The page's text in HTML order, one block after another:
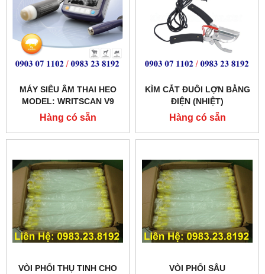
MÁY SIÊU ÂM THAI HEO
MODEL: WRITSCAN V9
Hàng có sẵn
KÌM CẮT ĐUÔI LỢN BẰNG
ĐIỆN (NHIỆT)
Hàng có sẵn
VÒI PHỐI THỤ TINH CHO
VÒI PHỐI SÂU